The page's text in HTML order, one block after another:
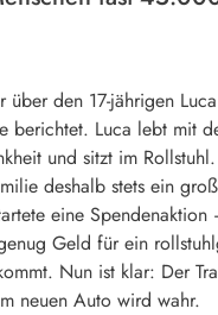
über den 17-jährigen
berichtet. Luca lebt mit
und sitzt im
deshalb stets ein
eine
Geld für ein
Nun ist klar: Der
neuen Auto wird wahr.